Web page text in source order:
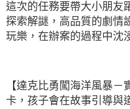
這次的任務要帶大小朋友
探索解謎，高品質的劇情
玩樂，在辦案的過程中沈
【達克比勇闖海洋風暴
卡，孩子會在故事引導與